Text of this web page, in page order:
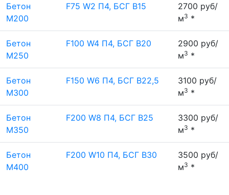
Бетон
М200
F75 W2 П4, БСГ В15
2700 руб/
м3 *
Бетон
М250
F100 W4 П4, БСГ В20
2900 руб/
м3 *
Бетон
М300
F150 W6 П4, БСГ В22,5
3100 руб/
м3 *
Бетон
М350
F200 W8 П4, БСГ В25
3300 руб/
м3 *
Бетон
М400
F200 W10 П4, БСГ В30
3500 руб/
м3 *